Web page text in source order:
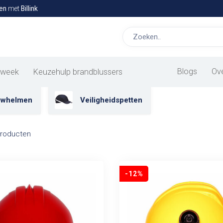
metBillink
Keuzehulp brandblussers Blogs
kopen bij Allesveilig.nl
nog. Bekijk ons aanbod nu!
Veiligheidspetten
-12%